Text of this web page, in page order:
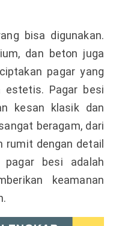
bisa digunakan.
dan beton juga
pagar yang
Pagar besi
kesan klasik dan
beragam, dari
rumit dengan detail
besi adalah
keamanan